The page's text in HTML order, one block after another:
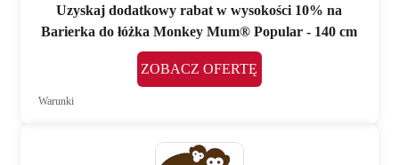
Uzyskaj dodatkowy rabat w wysokości 10% na
Barierka do łóżka Monkey Mum® Popular - 140 cm
ZOBACZ OFERTĘ
Warunki